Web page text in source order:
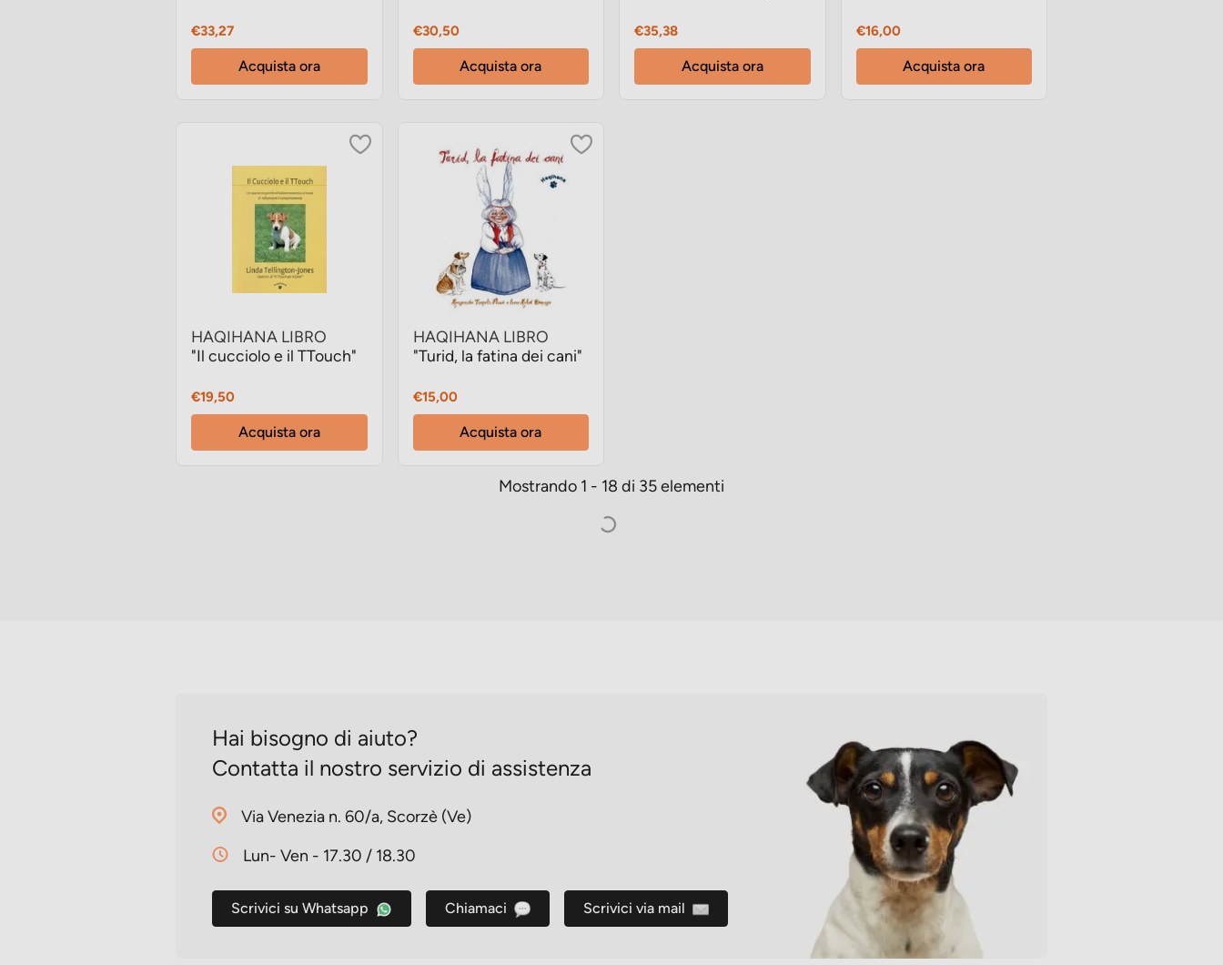
Prezzo
€33,27
Acquista ora
Prezzo
€30,50
Acquista ora
Prezzo
€35,38
Acquista ora
Prezzo
€16,00
Acquista ora
HAQIHANA LIBRO
"Il cucciolo e il TTouch"
Prezzo
€19,50
Acquista ora
HAQIHANA LIBRO
"Turid, la fatina dei cani"
Prezzo
€15,00
Acquista ora
Mostrando 1 - 18 di 35 elementi
Hai bisogno di aiuto?
Contatta il nostro servizio di assistenza
Via Venezia n. 60/a, Scorzè (Ve)
Lun- Ven - 17.30 / 18.30
Scrivici su Whatsapp Chiamaci Scrivici via mail